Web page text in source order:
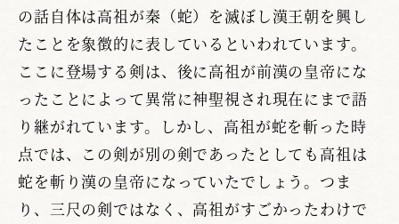
の話自体は高祖が秦（蛇）を滅ぼし漢王朝を興し
たことを象徴的に表しているといわれています。
ここに登場する剣は、後に高祖が前漢の皇帝にな
ったことによって異常に神聖視され現在にまで語
り継がれています。しかし、高祖が蛇を斬った時
点では、この剣が別の剣であったとしても高祖は
蛇を斬り漢の皇帝になっていたでしょう。つま
り、三尺の剣ではなく、高祖がすごかったわけで